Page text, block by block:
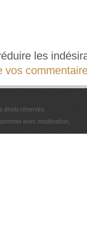
les
vos
droits réservés.
avec modération.